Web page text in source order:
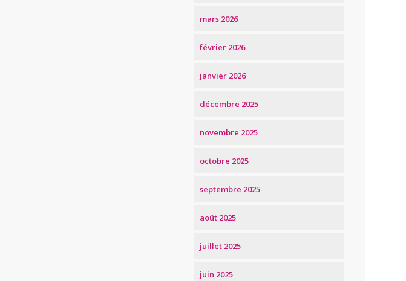
mars 2026
février 2026
janvier 2026
décembre 2025
novembre 2025
octobre 2025
septembre 2025
août 2025
juillet 2025
juin 2025